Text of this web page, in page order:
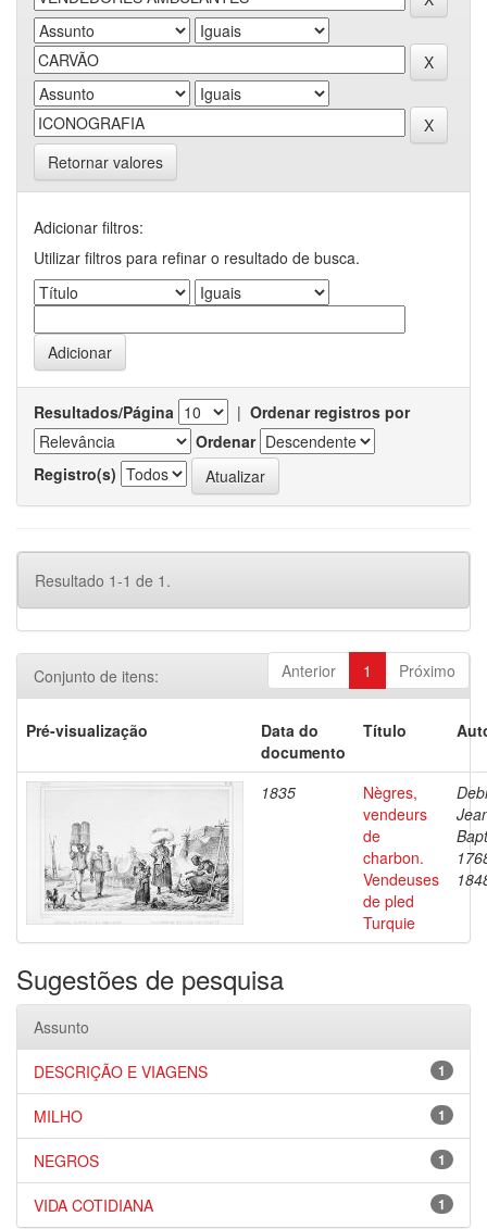
Retornar valores
Adicionar filtros:
Utilizar filtros para refinar o resultado de busca.
Resultados/Página | Ordenar registros por
Ordenar
Registro(s)
Resultado 1-1 de 1.
Anterior 1 Próximo
Conjunto de itens:
Pré-visualização
Data do
documento
Título
1835
Nègres,
vendeurs
de
charbon.
Vendeuses
de pled
Turquie
Sugestões de pesquisa
Assunto
1
DESCRIÇÃO E VIAGENS
1
MILHO
1
NEGROS
1
VIDA COTIDIANA